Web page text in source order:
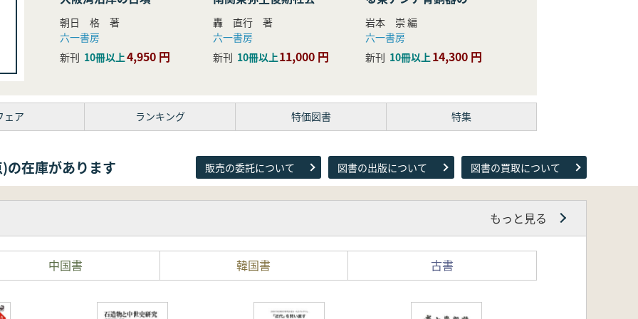
朝日 格 著
六一書房
新刊 10冊以上4,950 円
研究
轟 直行 著
六一書房
新刊 10冊以上11,000 円
際的研究
岩本 崇 編
六一書房
新刊 10冊以上14,300 円
ェア ランキング 特価図書 特集
の在庫があります 販売の委託について 図書の出版について 図書の買取について
もっと見る
中国書 韓国書 古書